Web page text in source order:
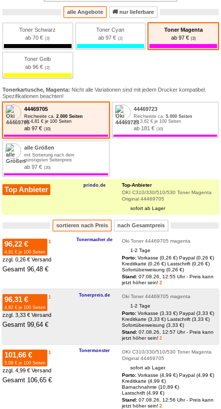
alle Angebote 🚚 nur lieferbare
Toner Schwarz
ab 70 €
Toner Cyan
ab 97 €
Toner Magenta
ab 97 €
Toner Gelb
ab 96 €
Tonerkartusche, Magenta: Nicht alle Variationen sind mit jedem Drucker kompatibel.
Spezifikationen beachten!
44469705
Reichweite ca. 2.000 Seiten
ab 4,81 € je 100 Seiten
ab 97 €
44469723
Reichweite ca. 5.000 Seiten
ab 3,62 € je 100 Seiten
ab 181 €
alle Größen
mit Sortierung nach dem
günstigsten Seitenpreis
ab 97 €
Top Anbieter prindo.de
Top-Anbieter
OKI C310/330/510/530 Toner Magenta
Original 44469705
sofort ab Lager
sortieren nach Preis nach Gesamtpreis
96,22 €
4,81 € je 100 Seiten
1
zzgl. 0,26 € Versand
Gesamt 96,48 €
Tonermacher.de
Oki Toner 44469705 magenta
1-2 Tage
Porto: Vorkasse (0,26 €) Paypal (0,26 €)
Kreditkarte (0,26 €) Lastschrift (0,26 €)
Sofortüberweisung (0,26 €)
Stand: 07.08.26, 12:55 Uhr - Preis kann
jetzt höher sein! 2
96,31 €
4,82 € je 100 Seiten
1
zzgl. 3,33 € Versand
Gesamt 99,64 €
Tonerpreis.de
Oki Toner 44469705 magenta
1-2 Tage
Porto: Vorkasse (3,33 €) Paypal (3,33 €)
Kreditkarte (3,33 €) Lastschrift (3,33 €)
Sofortüberweisung (3,33 €)
Stand: 07.08.26, 12:57 Uhr - Preis kann
jetzt höher sein! 2
101,66 €
5,08 € je 100 Seiten
1
zzgl. 4,99 € Versand
Gesamt 106,65 €
Tonermonster
OKI C310/330/510/530 Toner Magenta
Original 44469705
sofort ab Lager
Porto: Vorkasse (4,99 €) Paypal (4,99 €)
Kreditkarte (4,99 €)
Barnachnahme (10,89 €)
Lastschrift (4,99 €)
Stand: 07.08.26, 12:56 Uhr - Preis kann
jetzt höher sein! 2